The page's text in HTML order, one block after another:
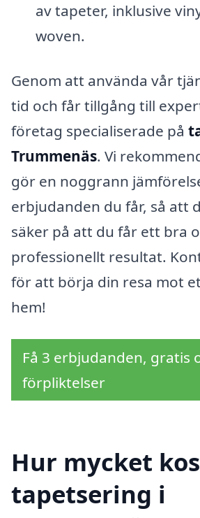
av tapeter, inklusive
woven.
Genom att använda vår
tid och får tillgång till
företag specialiserade på
Trummenäs. Vi
gör en noggrann
erbjudanden du får, så att
säker på att du får ett bra
professionellt resultat.
för att börja din resa mot
hem!
Få 3 erbjudanden, gratis
förpliktelser
Hur mycket
tapetsering i